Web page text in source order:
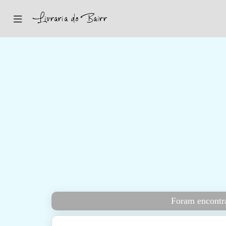
Foram